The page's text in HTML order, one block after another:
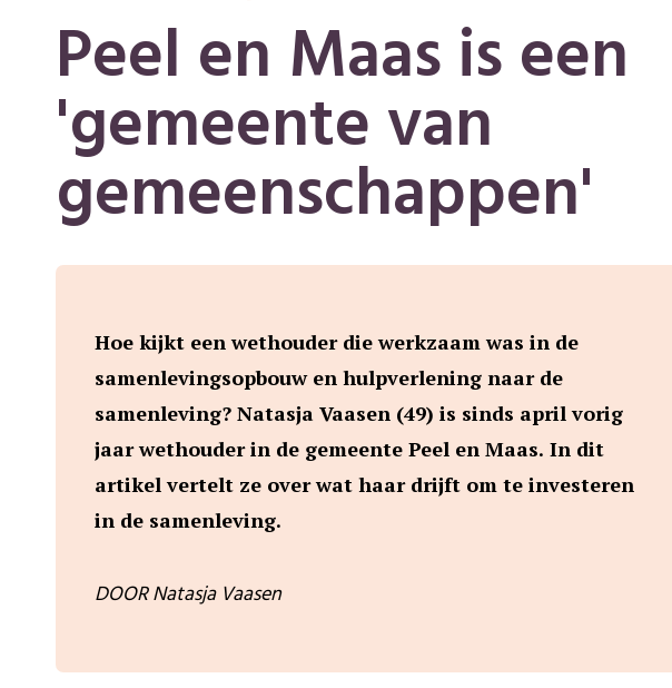
Peel en Maas is een
'gemeente van
gemeenschappen'
Hoe kijkt een wethouder die werkzaam was in de
samenlevingsopbouw en hulpverlening naar de
samenleving? Natasja Vaasen (49) is sinds april vorig
jaar wethouder in de gemeente Peel en Maas. In dit
artikel vertelt ze over wat haar drijft om te investeren
in de samenleving.
DOOR Natasja Vaasen